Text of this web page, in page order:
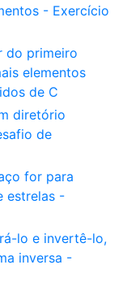
- Exercício
do primeiro
elementos
de C
diretório
de
for para
estrelas -
lo e invertê-lo,
inversa -